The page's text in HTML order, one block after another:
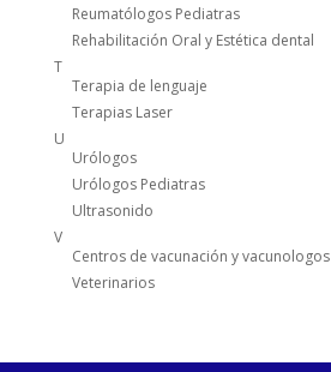
Reumatólogos Pediatras
Rehabilitación Oral y Estética dental
T
Terapia de lenguaje
Terapias Laser
U
Urólogos
Urólogos Pediatras
Ultrasonido
V
Centros de vacunación y vacunologos
Veterinarios